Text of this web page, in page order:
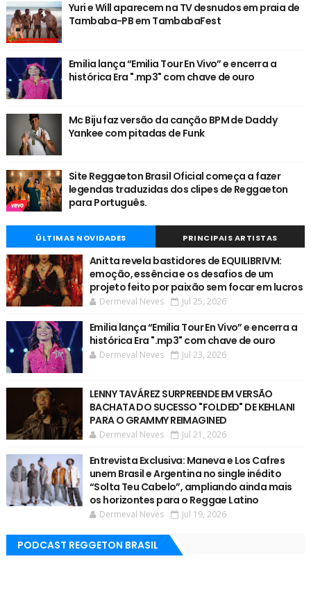
Yuri e Will aparecem na TV desnudos em praia de
Tambaba-PB em TambabaFest
Emilia lança “Emilia Tour En Vivo” e encerra a
histórica Era ".mp3" com chave de ouro
Mc Biju faz versão da canção BPM de Daddy
Yankee com pitadas de Funk
Site Reggaeton Brasil Oficial começa a fazer
legendas traduzidas dos clipes de Reggaeton
para Português.
ÚLTIMAS NOVIDADES PRINCIPAIS ARTISTAS
Anitta revela bastidores de EQUILIBRIVM:
emoção, essência e os desafios de um
projeto feito por paixão sem focar em lucros
Dermeval Neves Jul 25, 2026
Emilia lança “Emilia Tour En Vivo” e encerra a
histórica Era ".mp3" com chave de ouro
Dermeval Neves Jul 23, 2026
LENNY TAVÁREZ SURPREENDE EM VERSÃO
BACHATA DO SUCESSO "FOLDED" DE KEHLANI
PARA O GRAMMY REIMAGINED
Dermeval Neves Jul 21, 2026
Entrevista Exclusiva: Maneva e Los Cafres
unem Brasil e Argentina no single inédito
“Solta Teu Cabelo”, ampliando ainda mais
os horizontes para o Reggae Latino
Dermeval Neves Jul 19, 2026
PODCAST REGGETON BRASIL